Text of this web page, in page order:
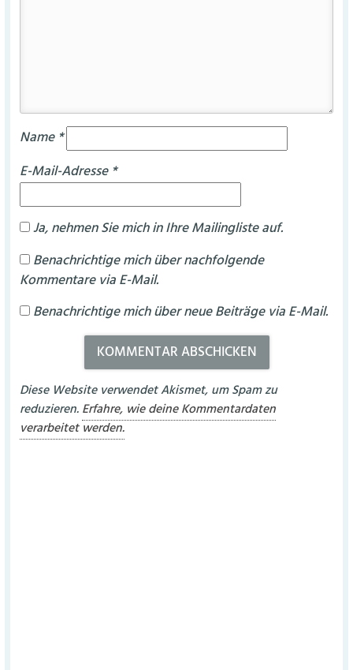
Name *
E-Mail-Adresse *
Ja, nehmen Sie mich in Ihre Mailingliste auf.
Benachrichtige mich über nachfolgende
Kommentare via E-Mail.
Benachrichtige mich über neue Beiträge via E-Mail.
Diese Website verwendet Akismet, um Spam zu
reduzieren. Erfahre, wie deine Kommentardaten
verarbeitet werden.